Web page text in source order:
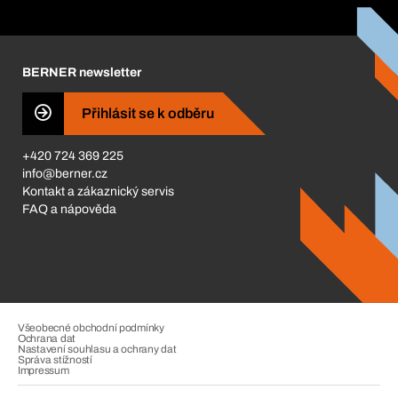
BERNER Obchod
ISO Certifikáty
Business Conduct
BERNER newsletter
Přihlásit se k odběru
+420 724 369 225
info@berner.cz
Kontakt a zákaznický servis
FAQ a nápověda
Všeobecné obchodní podmínky
Ochrana dat
Nastavení souhlasu a ochrany dat
Správa stížností
Impressum